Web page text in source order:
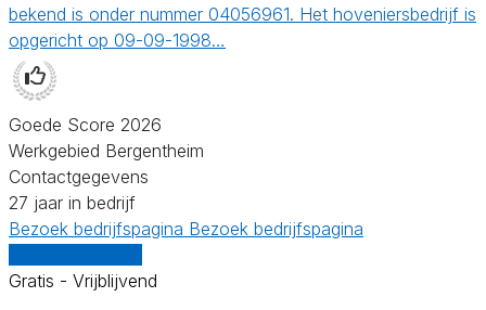
bekend is onder nummer 04056961. Het hoveniersbedrijf is
opgericht op 09-09-1998…
Goede Score 2026
Werkgebied Bergentheim
Contactgegevens
27 jaar in bedrijf
Bezoek bedrijfspagina Bezoek bedrijfspagina
Gratis - Vrijblijvend